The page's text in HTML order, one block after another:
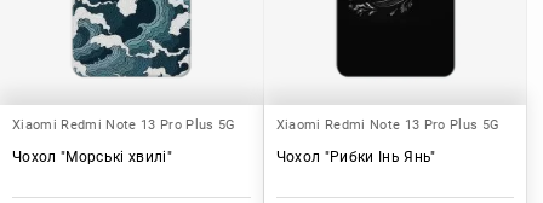
Xiaomi Redmi Note 13 Pro Plus 5G
Чохол "Морські хвилі"
Xiaomi Redmi Note 13 Pro Plus 5G
Чохол "Рибки Інь Янь"